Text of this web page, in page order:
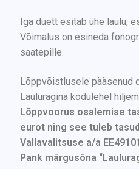
Iga duett esitab ühe laulu,
Võimalus on esineda
saatepille.
Lõppvõistlusele pääsenud
Lauluragina kodulehel
Lõppvoorus osalemise
eurot ning see tuleb
Vallavalitsuse a/a
Pank märgusõna